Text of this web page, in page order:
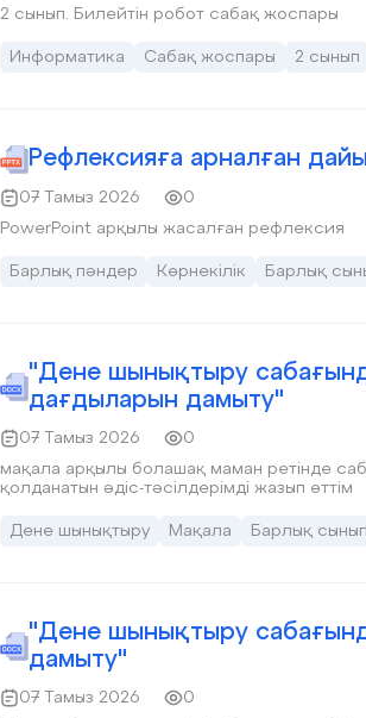
2 сынып. Билейтін робот сабақ жоспары
Информатика Сабақ жоспары 2 сынып
Рефлексияға арналған
07 Тамыз 2026
0
PowerPoint арқылы жасалған рефлексия
Барлық пәндер Көрнекілік Барлық
"Дене шынықтыру
дағдыларын дамыту"
07 Тамыз 2026
0
мақала арқылы болашақ маман ретінде
қолданатын әдіс-тәсілдерімді жазып өттім
Дене шынықтыру Мақала Барлық
"Дене шынықтыру
дамыту"
07 Тамыз 2026
0